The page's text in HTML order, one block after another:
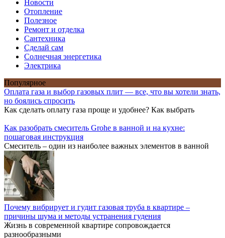
Новости
Отопление
Полезное
Ремонт и отделка
Сантехника
Сделай сам
Солнечная энергетика
Электрика
Популярное
Оплата газа и выбор газовых плит — все, что вы хотели знать,
но боялись спросить
Как сделать оплату газа проще и удобнее? Как выбрать
Как разобрать смеситель Grohe в ванной и на кухне:
пошаговая инструкция
Смеситель – один из наиболее важных элементов в ванной
Почему вибрирует и гудит газовая труба в квартире –
причины шума и методы устранения гудения
Жизнь в современной квартире сопровождается
разнообразными